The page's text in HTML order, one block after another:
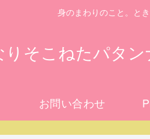
身のまわりのこと。とき
りそこねたパタ
お問い合わせ